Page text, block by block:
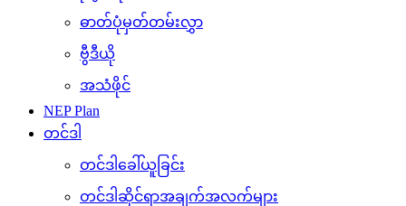
ဓာတ်ပုံမှတ်တမ်းလွှာ
ဗွီဒီယို
အသံဖိုင်
NEP Plan
တင်ဒါ
တင်ဒါခေါ်ယူခြင်း
တင်ဒါဆိုင်ရာအချက်အလက်များ